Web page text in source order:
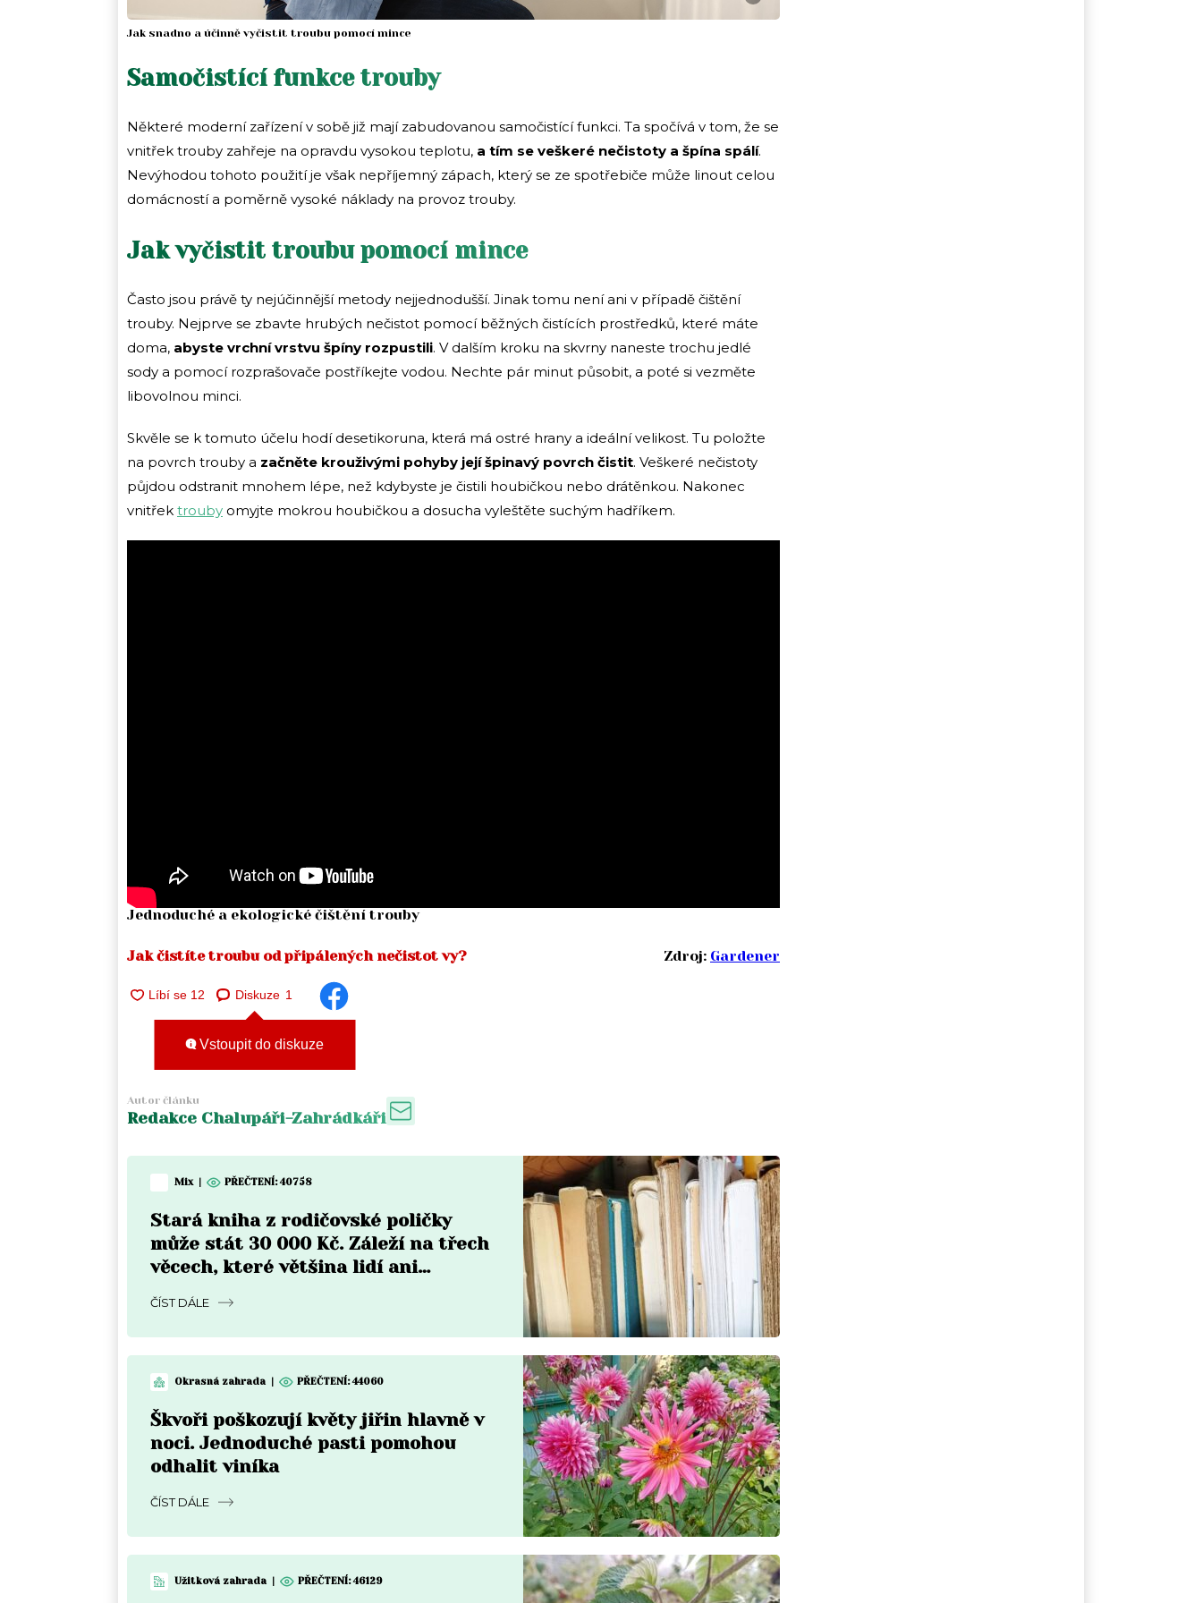
Jak snadno a účinně vyčistit troubu pomocí mince
Samočistící funkce trouby
Některé moderní zařízení v sobě již mají zabudovanou samočistící funkci. Ta spočívá v tom, že se
vnitřek trouby zahřeje na opravdu vysokou teplotu, a tím se veškeré nečistoty a špína spálí.
Nevýhodou tohoto použití je však nepříjemný zápach, který se ze spotřebiče může linout celou
domácností a poměrně vysoké náklady na provoz trouby.
Jak vyčistit troubu pomocí mince
Často jsou právě ty nejúčinnější metody nejjednodušší. Jinak tomu není ani v případě čištění
trouby. Nejprve se zbavte hrubých nečistot pomocí běžných čistících prostředků, které máte
doma, abyste vrchní vrstvu špíny rozpustili. V dalším kroku na skvrny naneste trochu jedlé
sody a pomocí rozprašovače postříkejte vodou. Nechte pár minut působit, a poté si vezměte
libovolnou minci.
Skvěle se k tomuto účelu hodí desetikoruna, která má ostré hrany a ideální velikost. Tu položte
na povrch trouby a začněte krouživými pohyby její špinavý povrch čistit. Veškeré nečistoty
půjdou odstranit mnohem lépe, než kdybyste je čistili houbičkou nebo drátěnkou. Nakonec
vnitřek trouby omyjte mokrou houbičkou a dosucha vyleštěte suchým hadříkem.
Jednoduché a ekologické čištění trouby
Jak čistíte troubu od připálených nečistot vy? Zdroj: Gardener
Diskuze 1
Vstoupit do diskuze
Autor článku
Redakce Chalupáři-Zahrádkáři
Mix | PŘEČTENÍ:40758
Stará kniha z rodičovské poličky
může stát 30 000 Kč. Záleží na třech
věcech, které většina lidí ani
ČÍST DÁLE
Okrasná zahrada | PŘEČTENÍ:44060
Škvoři poškozují květy jiřin hlavně v
noci. Jednoduché pasti pomohou
odhalit viníka
ČÍST DÁLE
Užitková zahrada | PŘEČTENÍ:46129